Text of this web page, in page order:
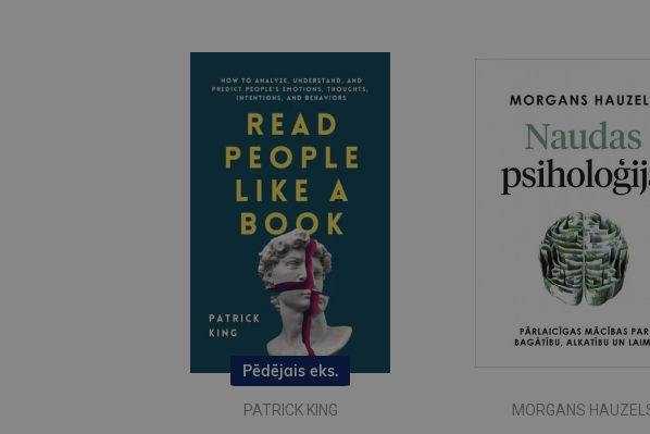
Pēdējais eks.
PATRICK KING MORGANS